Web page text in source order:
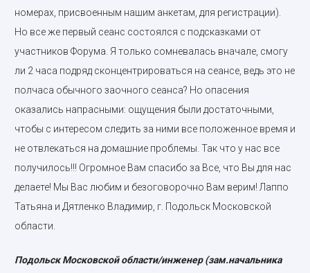
номерах, присвоенным нашим анкетам, для регистрации).
Но все же первый сеанс состоялся с подсказками от
участников Форума. Я только сомневалась вначале, смогу
ли 2 часа подряд сконцентрироваться на сеансе, ведь это не
полчаса обычного заочного сеанса? Но опасения
оказались напрасными: ощущения были достаточными,
чтобы с интересом следить за ними все положенное время и
не отвлекаться на домашние проблемы. Так что у нас все
получилось!!! Огромное Вам спасибо за Все, что Вы для нас
делаете! Мы Вас любим и безоговорочно Вам верим! Лаппо
Татьяна и Дятленко Владимир, г. Подольск Московской
области.
Подольск Московской области/инженер (зам.начальника